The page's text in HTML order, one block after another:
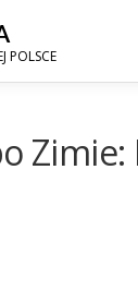
POLSCE